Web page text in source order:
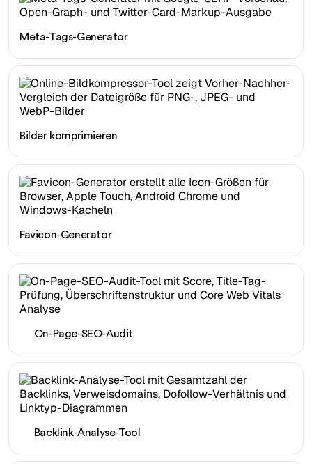
Meta-Tags-Generator
Bilder komprimieren
Favicon-Generator
On-Page-SEO-Audit
Backlink-Analyse-Tool